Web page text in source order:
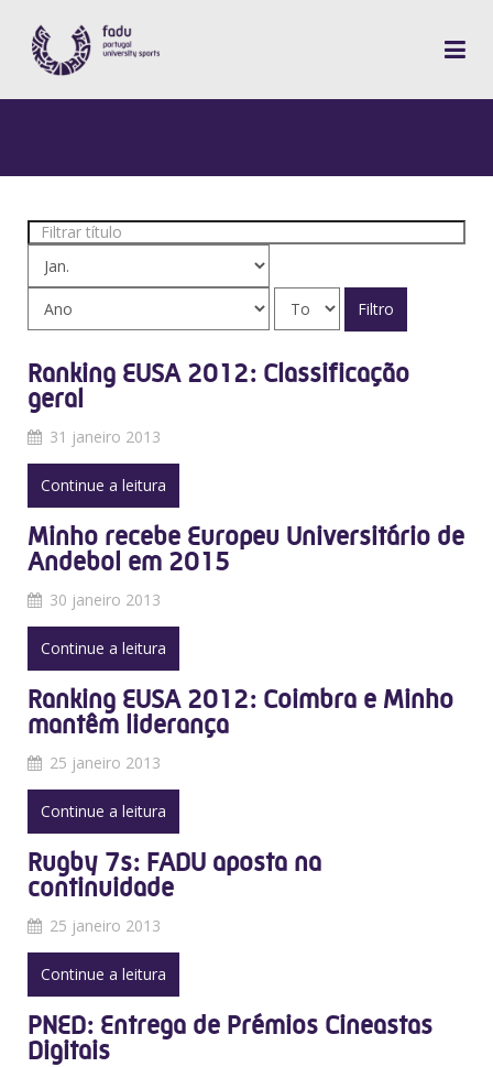
Filtrar
título
Filtro
Ranking EUSA 2012: Classificação
geral
31 janeiro 2013
Continue a leitura
Minho recebe Europeu Universitário de
Andebol em 2015
30 janeiro 2013
Continue a leitura
Ranking EUSA 2012: Coimbra e Minho
mantêm liderança
25 janeiro 2013
Continue a leitura
Rugby 7s: FADU aposta na
continuidade
25 janeiro 2013
Continue a leitura
PNED: Entrega de Prémios Cineastas
Digitais